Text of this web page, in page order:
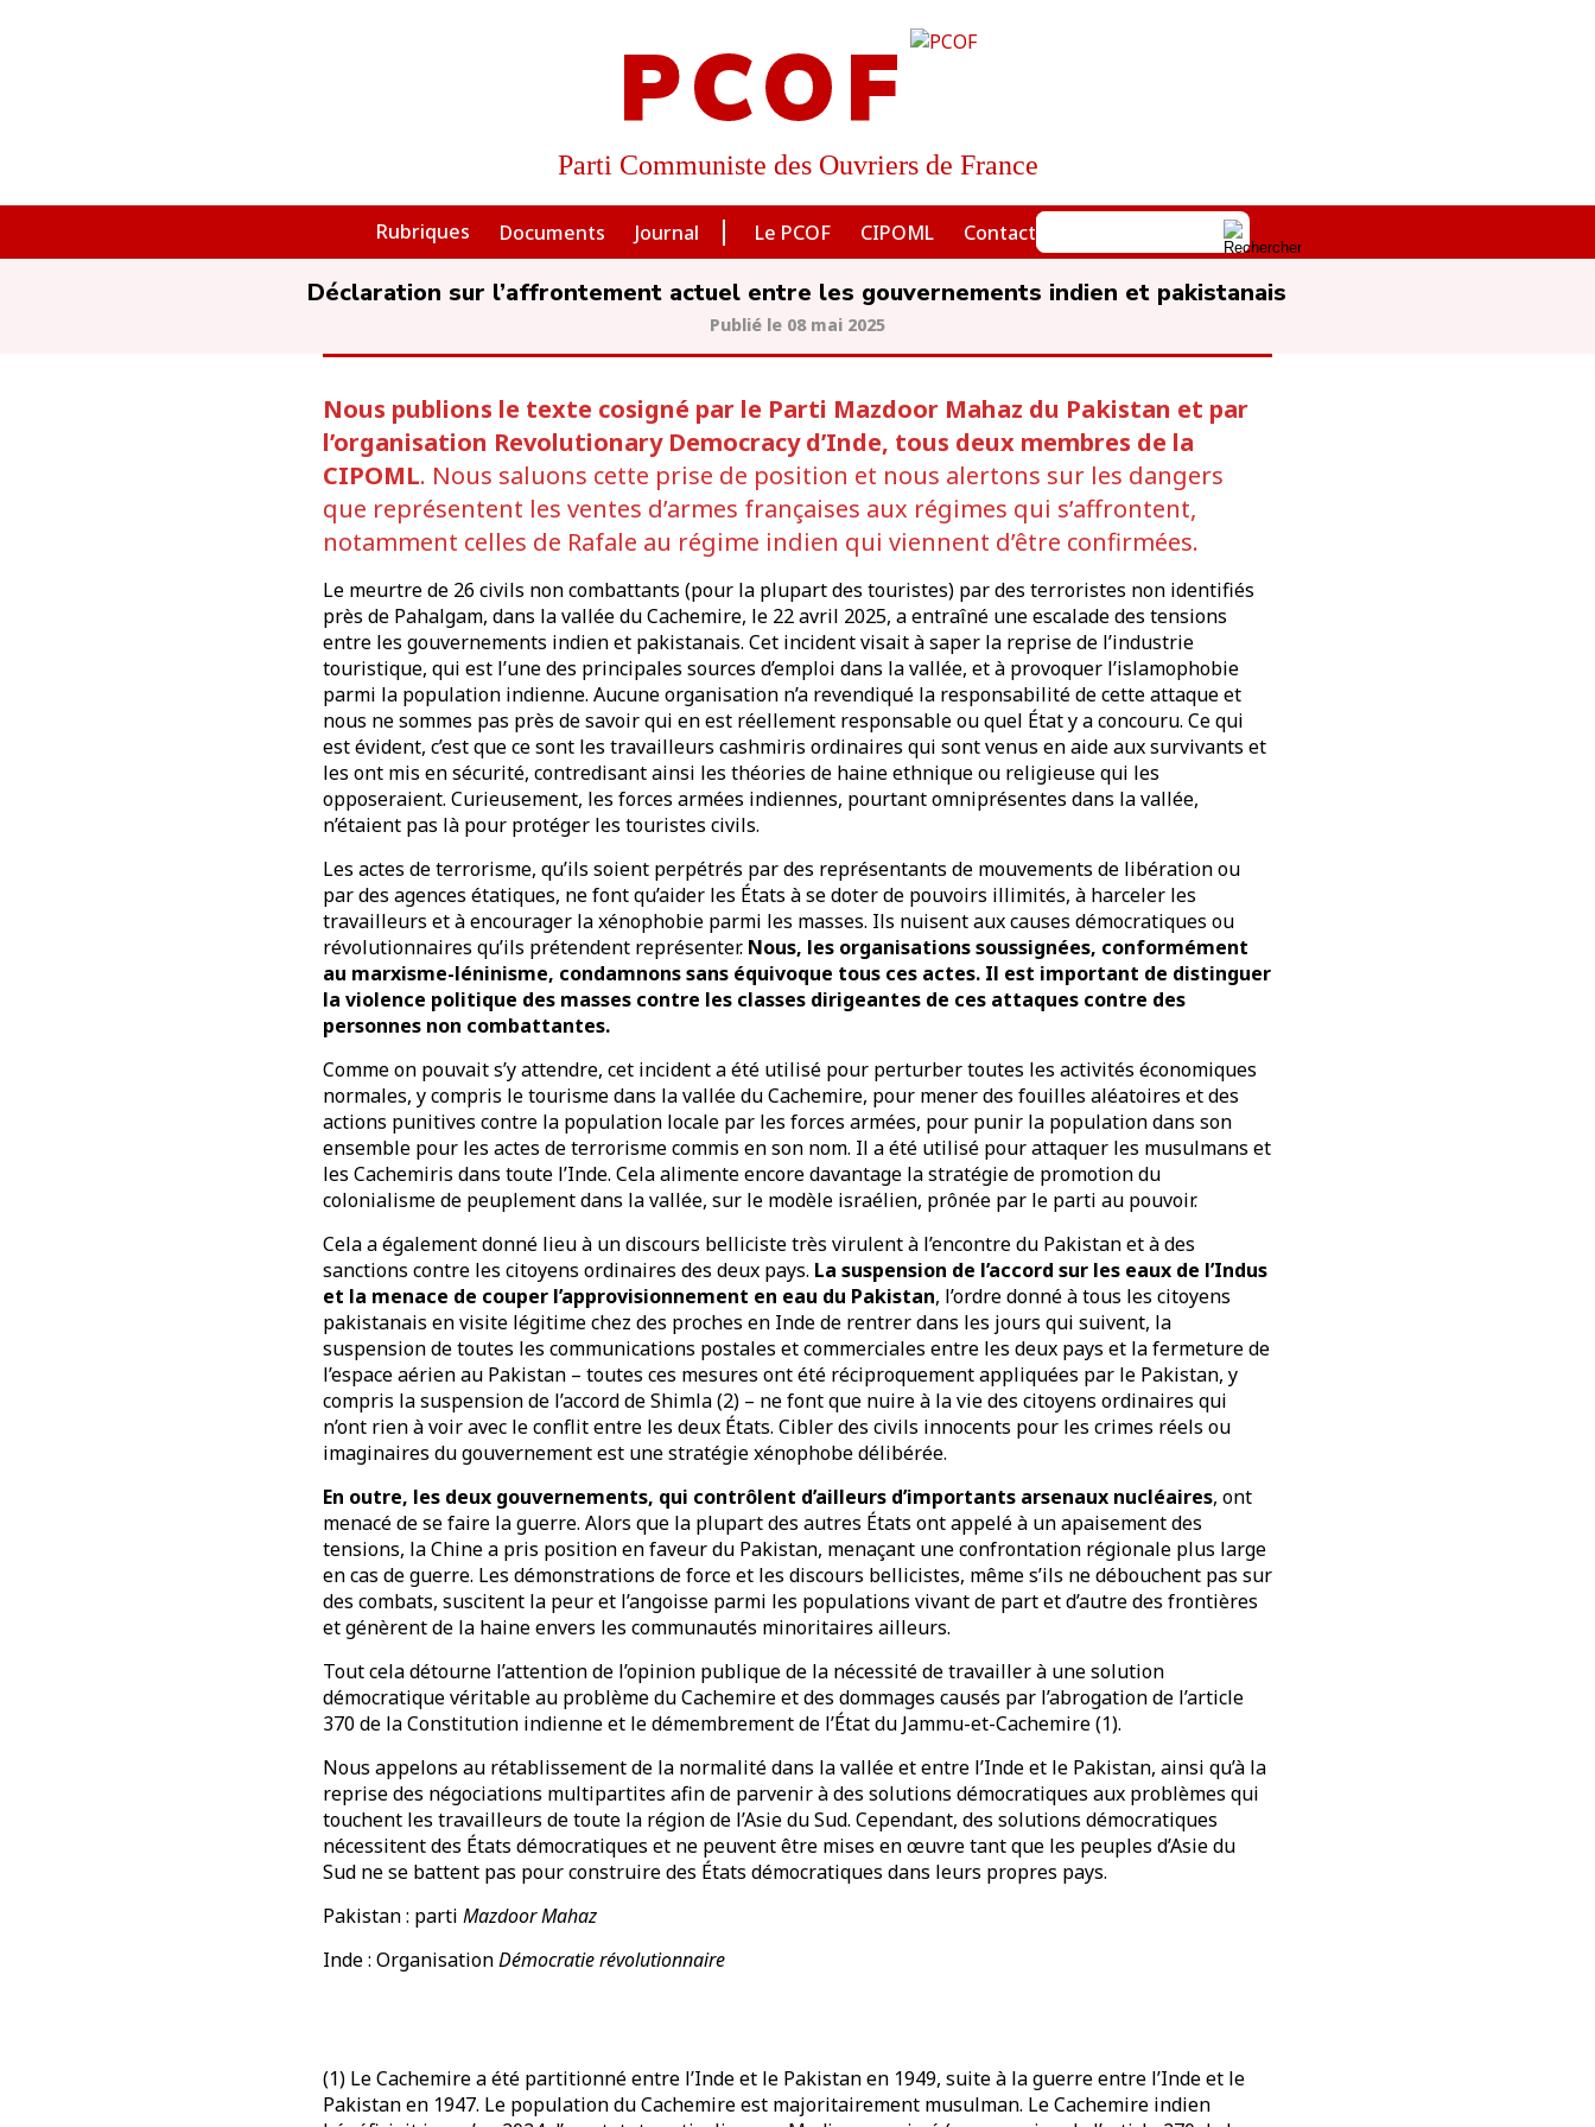
PCOF
Parti Communiste des Ouvriers de France
Rubriques Documents Journal Le PCOF CIPOML Contact
Déclaration sur l’affrontement actuel entre les gouvernements indien et pakistanais
08 mai 2025
Nous publions le texte cosigné par le Parti Mazdoor Mahaz du Pakistan et par
l’organisation Revolutionary Democracy d’Inde, tous deux membres de la
CIPOML. Nous saluons cette prise de position et nous alertons sur les dangers
que représentent les ventes d’armes françaises aux régimes qui s’affrontent,
notamment celles de Rafale au régime indien qui viennent d’être confirmées.
Le meurtre de 26 civils non combattants (pour la plupart des touristes) par des terroristes non identifiés
près de Pahalgam, dans la vallée du Cachemire, le 22 avril 2025, a entraîné une escalade des tensions
entre les gouvernements indien et pakistanais. Cet incident visait à saper la reprise de l’industrie
touristique, qui est l’une des principales sources d’emploi dans la vallée, et à provoquer l’islamophobie
parmi la population indienne. Aucune organisation n’a revendiqué la responsabilité de cette attaque et
nous ne sommes pas près de savoir qui en est réellement responsable ou quel État y a concouru. Ce qui
est évident, c’est que ce sont les travailleurs cashmiris ordinaires qui sont venus en aide aux survivants et
les ont mis en sécurité, contredisant ainsi les théories de haine ethnique ou religieuse qui les
opposeraient. Curieusement, les forces armées indiennes, pourtant omniprésentes dans la vallée,
n’étaient pas là pour protéger les touristes civils.
Les actes de terrorisme, qu’ils soient perpétrés par des représentants de mouvements de libération ou
par des agences étatiques, ne font qu’aider les États à se doter de pouvoirs illimités, à harceler les
travailleurs et à encourager la xénophobie parmi les masses. Ils nuisent aux causes démocratiques ou
révolutionnaires qu’ils prétendent représenter. Nous, les organisations soussignées, conformément
au marxisme-léninisme, condamnons sans équivoque tous ces actes. Il est important de distinguer
la violence politique des masses contre les classes dirigeantes de ces attaques contre des
personnes non combattantes.
Comme on pouvait s’y attendre, cet incident a été utilisé pour perturber toutes les activités économiques
normales, y compris le tourisme dans la vallée du Cachemire, pour mener des fouilles aléatoires et des
actions punitives contre la population locale par les forces armées, pour punir la population dans son
ensemble pour les actes de terrorisme commis en son nom. Il a été utilisé pour attaquer les musulmans et
les Cachemiris dans toute l’Inde. Cela alimente encore davantage la stratégie de promotion du
colonialisme de peuplement dans la vallée, sur le modèle israélien, prônée par le parti au pouvoir.
Cela a également donné lieu à un discours belliciste très virulent à l’encontre du Pakistan et à des
sanctions contre les citoyens ordinaires des deux pays. La suspension de l’accord sur les eaux de l’Indus
et la menace de couper l’approvisionnement en eau du Pakistan, l’ordre donné à tous les citoyens
pakistanais en visite légitime chez des proches en Inde de rentrer dans les jours qui suivent, la
suspension de toutes les communications postales et commerciales entre les deux pays et la fermeture de
l’espace aérien au Pakistan – toutes ces mesures ont été réciproquement appliquées par le Pakistan, y
compris la suspension de l’accord de Shimla (2) – ne font que nuire à la vie des citoyens ordinaires qui
n’ont rien à voir avec le conflit entre les deux États. Cibler des civils innocents pour les crimes réels ou
imaginaires du gouvernement est une stratégie xénophobe délibérée.
En outre, les deux gouvernements, qui contrôlent d’ailleurs d’importants arsenaux nucléaires, ont
menacé de se faire la guerre. Alors que la plupart des autres États ont appelé à un apaisement des
tensions, la Chine a pris position en faveur du Pakistan, menaçant une confrontation régionale plus large
en cas de guerre. Les démonstrations de force et les discours bellicistes, même s’ils ne débouchent pas sur
des combats, suscitent la peur et l’angoisse parmi les populations vivant de part et d’autre des frontières
et génèrent de la haine envers les communautés minoritaires ailleurs.
Tout cela détourne l’attention de l’opinion publique de la nécessité de travailler à une solution
démocratique véritable au problème du Cachemire et des dommages causés par l’abrogation de l’article
370 de la Constitution indienne et le démembrement de l’État du Jammu-et-Cachemire (1).
Nous appelons au rétablissement de la normalité dans la vallée et entre l’Inde et le Pakistan, ainsi qu’à la
reprise des négociations multipartites afin de parvenir à des solutions démocratiques aux problèmes qui
touchent les travailleurs de toute la région de l’Asie du Sud. Cependant, des solutions démocratiques
nécessitent des États démocratiques et ne peuvent être mises en œuvre tant que les peuples d’Asie du
Sud ne se battent pas pour construire des États démocratiques dans leurs propres pays.
Pakistan : parti Mazdoor Mahaz
Inde : OrganisationDémocratie révolutionnaire
(1) Le Cachemire a été partitionné entre l’Inde et le Pakistan en 1949, suite à la guerre entre l’Inde et le
Pakistan en 1947. Le population du Cachemire est majoritairement musulman. Le Cachemire indien